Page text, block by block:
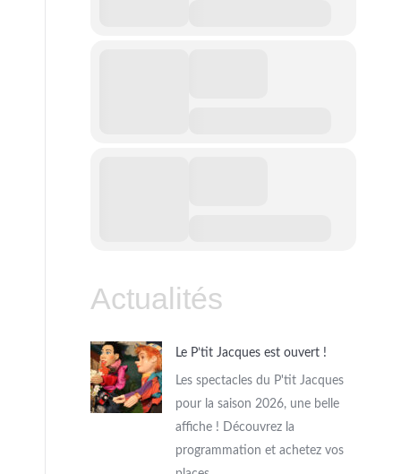
Actualités
Le P’tit Jacques est ouvert !
Les spectacles du P'tit Jacques
pour la saison 2026, une belle
affiche ! Découvrez la
programmation et achetez vos